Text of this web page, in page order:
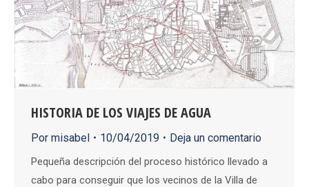
HISTORIA DE LOS VIAJES DE AGUA
Por misabel 10/04/2019 Deja un comentario
Pequeña descripción del proceso histórico llevado a
cabo para conseguir que los vecinos de la Villa de